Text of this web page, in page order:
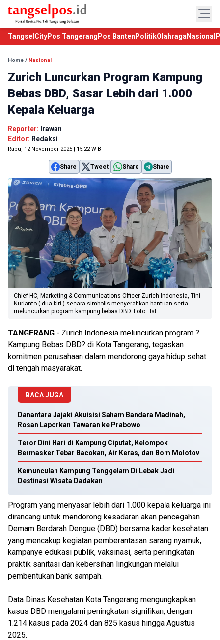
TangselCityPos Tangerang Pos Banten PolitikOlahraga Nasional
Home / Nasional
Zurich Luncurkan Program Kampung
Bebas DBD, Sasar Lebih dari 1.000
Kepala Keluarga
Reporter: Irawan
Editor: Redaksi
Rabu, 12 November 2025 | 15:22 WIB
Share Tweet Share Share
Chief HC, Marketing & Communications Officer Zurich Indonesia, Tini
Nurianto ( dua kiri ) secara simbolis menyerahkan bantuan serta
meluncurkan program kampung bebas DBD. Foto : Ist
TANGERANG - Zurich Indonesia meluncurkan program ?
Kampung Bebas DBD? di Kota Tangerang, tegaskan
komitmen perusahaan dalam mendorong gaya hidup sehat
di tengah masyarakat.
BACA JUGA
Danantara Jajaki Akuisisi Saham Bandara Madinah,
Rosan Laporkan Tawaran ke Prabowo
Teror Dini Hari di Kampung Ciputat, Kelompok
Bermasker Tebar Bacokan, Air Keras, dan Bom Molotov
Kemunculan Kampung Tenggelam Di Lebak Jadi
Destinasi Wisata Dadakan
Program yang menyasar lebih dari 1.000 kepala keluarga ini
dirancang untuk mendorong kesadaran akan pencegahan
Demam Berdarah Dengue (DBD) bersama kader kesehatan
yang mencakup kegiatan pemberantasan sarang nyamuk,
kampanye edukasi publik, vaksinasi, serta peningkatan
praktik sanitasi dan kebersihan lingkungan melalui
pembentukan bank sampah.
Data Dinas Kesehatan Kota Tangerang mengungkapkan
kasus DBD mengalami peningkatan signifikan, dengan
1.214 kasus pada 2024 dan 825 kasus hingga Agustus
2025.